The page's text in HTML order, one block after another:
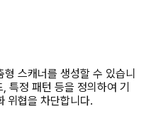
스캐너를 생성할 수 있습니
특정 패턴 등을 정의하여 기
위협을 차단합니다.